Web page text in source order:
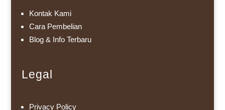
Kontak Kami
Cara Pembelian
Blog & Info Terbaru
Legal
Privacy Policy